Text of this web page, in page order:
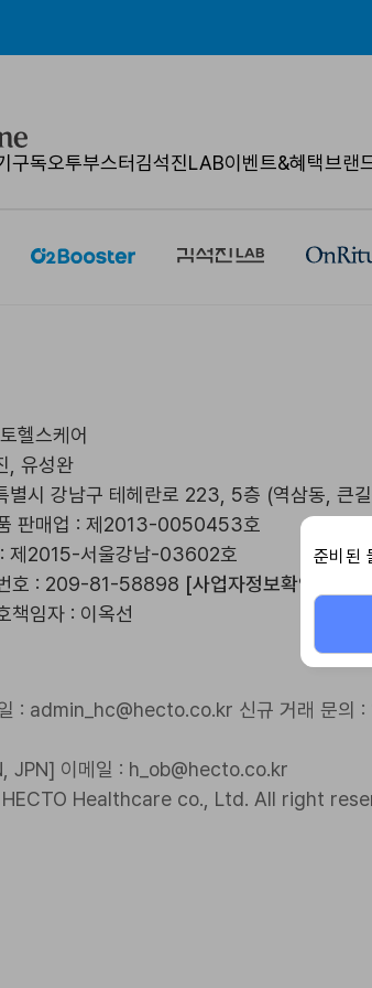
구독오투부스터김석진LAB이벤트&혜택브랜
헬스케어
, 유성완
별시 강남구 테헤란로 223, 5층 (역삼동, 큰
판매업 : 제2013-0050453호
제2015-서울강남-03602호
호 : 209-81-58898 [사업자정보확인]
책임자 : 이옥선
: admin_hc@hecto.co.kr 신규 거래 문의 :
JPN] 이메일 : h_ob@hecto.co.kr
Healthcare co., Ltd. All right
준비된